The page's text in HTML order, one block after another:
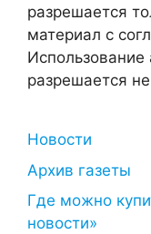
разрешается
материал с
Использование
разрешается
Новости
Архив газеты
Где можно
новости»